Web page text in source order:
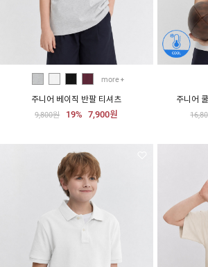
more
주니어 베이직 반팔 티셔츠
9,800원 19% 7,900원
주니어